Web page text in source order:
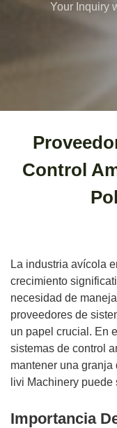
Your Inquiry
Control
La industria avícola
crecimiento
necesidad de
proveedores de
un papel crucial. En
sistemas de control
mantener una
livi Machinery
Importancia